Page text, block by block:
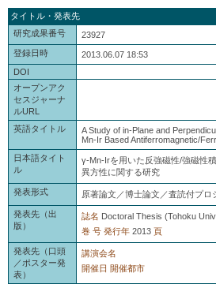
タイトル・発表先
研究成果番号
23927
登録日時
2013.06.07 18:53
DOI
オープンアク
セスジャーナ
ルURL
英語タイトル
A Study of in-Plane and
Mn-Ir Based Antiferromagnetic/
日本語タイト
ル
γ-Mn-Irを用いた反強磁性/強磁性
異方性に関する研究
発表形式 原著論文／博士論文／査読付プロ
発表先（出
版）
誌名 Doctoral Thesis (Tohoku
巻 号 発行年 2013 頁
発表先（口頭
／ポスター発
表）
講演会名
開催日 開催都市